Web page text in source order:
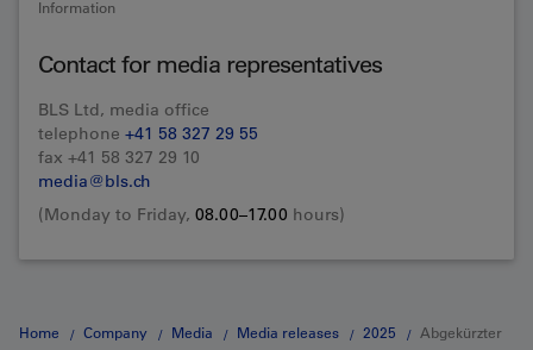
Information
Contact for media representatives
BLS Ltd, media office
telephone +41 58 327 29 55
fax +41 58 327 29 10
media@bls.ch
(Monday to Friday, 08.00–17.00 hours)
Home Company Media Media releases 2025 Abgekürzter